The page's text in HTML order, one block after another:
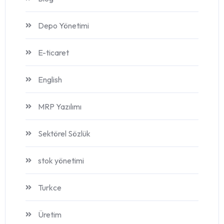
Depo Yönetimi
E-ticaret
English
MRP Yazılımı
Sektörel Sözlük
stok yönetimi
Turkce
Üretim